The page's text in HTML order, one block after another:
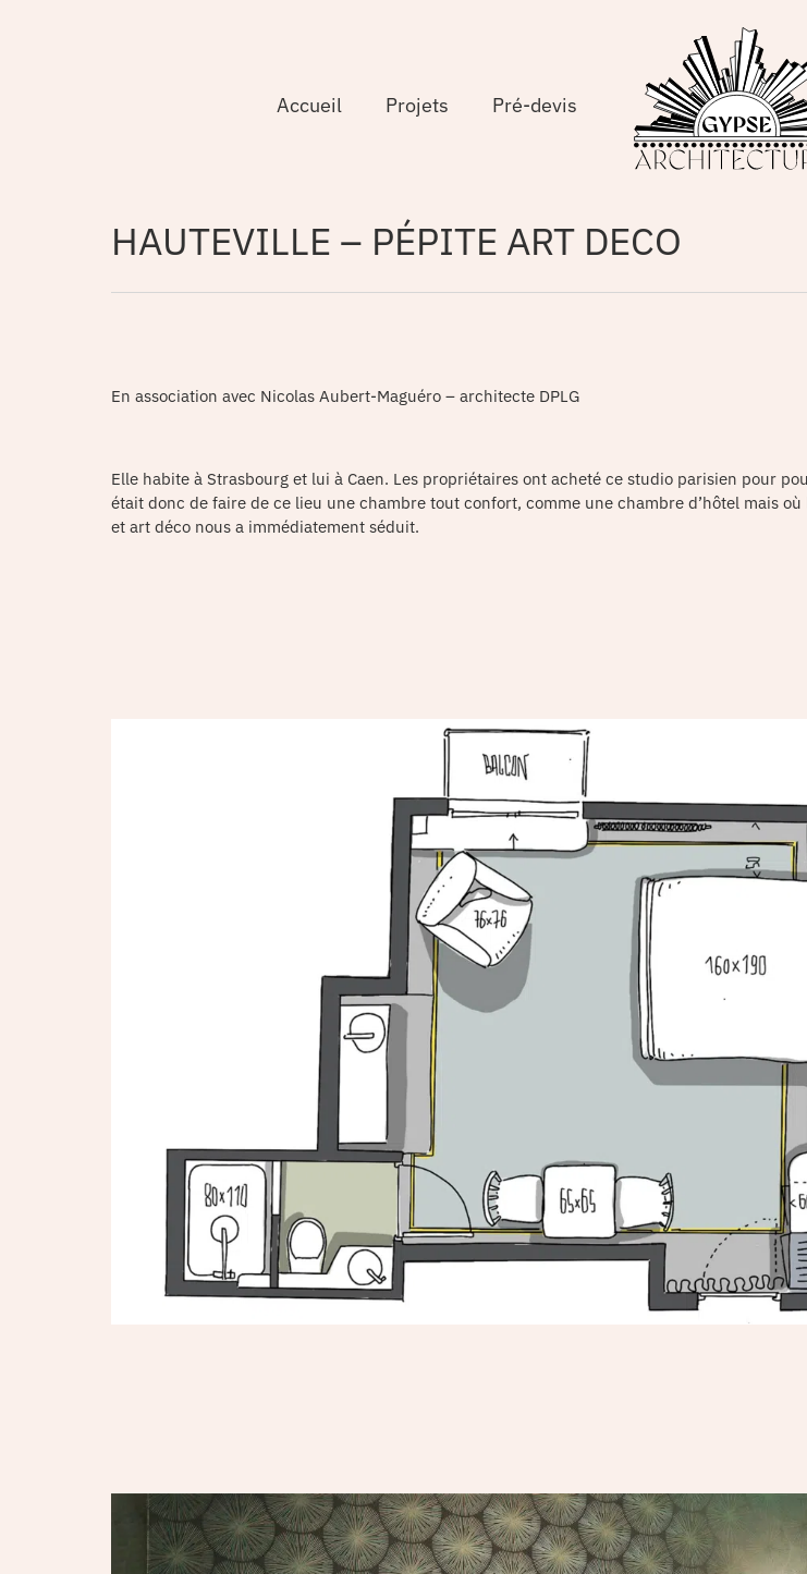
Accueil Projets Pré-devis
HAUTEVILLE – PÉPITE ART DECO
En association avec Nicolas Aubert-Maguéro – architecte DPLG
Elle habite à Strasbourg et lui à Caen. Les propriétaires ont acheté ce studio parisien pour
était donc de faire de ce lieu une chambre tout confort, comme une chambre d’hôtel mais
et art déco nous a immédiatement séduit.